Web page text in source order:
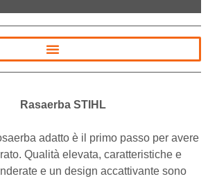
Rasaerba STIHL
adatto è il primo passo per avere
Qualità elevata, caratteristiche e
e un design accattivante sono